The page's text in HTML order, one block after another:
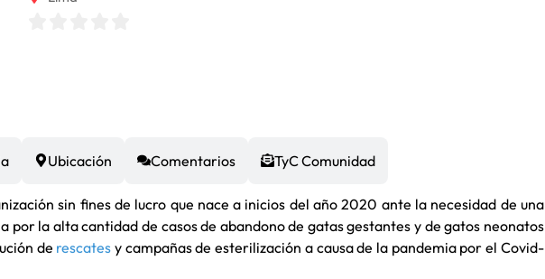
Ubicación Comentarios TyC Comunidad
sin fines de lucro que nace a inicios del año 2020 ante la necesidad de una
por la alta cantidad de casos de abandono de gatas gestantes y de gatos neonatos
de rescates y campañas de esterilización a causa de la pandemia por el Covid-